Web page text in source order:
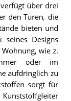
über drei
den Türen, die
bieten und
seines Designs
wie z.
oder im
aufdringlich zu
sorgt für